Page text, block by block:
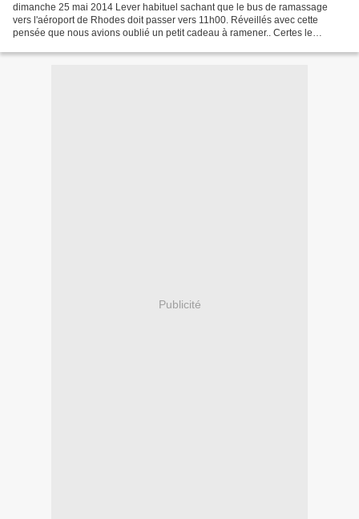
dimanche 25 mai 2014 Lever habituel sachant que le bus de ramassage
vers l'aéroport de Rhodes doit passer vers 11h00. Réveillés avec cette
pensée que nous avions oublié un petit cadeau à ramener.. Certes le
Publicité